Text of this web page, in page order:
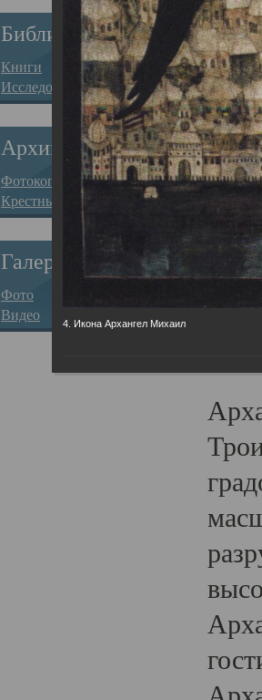
Библиотека
Книги
Исследования
Архив
Фотокопии дел
Крестные ходы
Галерея
Фото
Видео
4. Икона Архангел Михаил